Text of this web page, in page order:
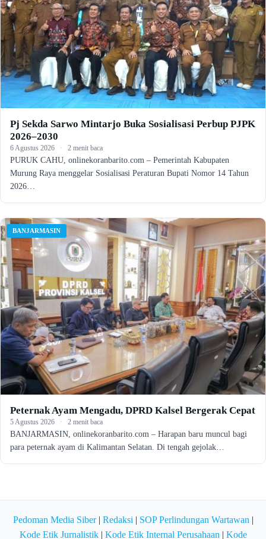
Pj Sekda Sarwo Mintarjo Buka Sosialisasi Perbup PJPK
2026–2030
6 Agustus 2026 · 2 menit baca
PURUK CAHU, onlinekoranbarito.com – Pemerintah Kabupaten
Murung Raya menggelar Sosialisasi Peraturan Bupati Nomor 14 Tahun
2026…
BANJARMASIN
Peternak Ayam Mengadu, DPRD Kalsel Bergerak Cepat
5 Agustus 2026 · 2 menit baca
BANJARMASIN, onlinekoranbarito.com – Harapan baru muncul bagi
para peternak ayam di Kalimantan Selatan. Di tengah gejolak…
Pedoman Media Siber| Redaksi| SOP Perlindungan Wartawan|
Kode Etik Jurnalistik| Kode Etik Internal Perusahaan| Kode